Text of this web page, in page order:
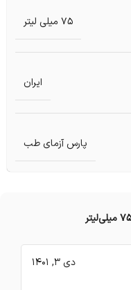
75 میلی لیتر
ایران
پارس آزمای طب
دی 3, 1401